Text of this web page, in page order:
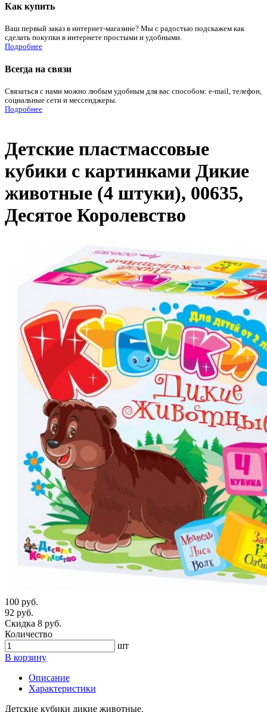
Как купить
Ваш первый заказ в интернет-магазине? Мы с радостью подскажем как
сделать покупки в интернете простыми и удобными.
Подробнее
Всегда на связи
Связаться с нами можно любым удобным для вас способом: e-mail, телефон,
социальные сети и мессенджеры.
Подробнее
Детские пластмассовые
кубики с картинками Дикие
животные (4 штуки), 00635,
Десятое Королевство
100 руб.
92 руб.
Скидка 8 руб.
Количество
шт
В корзину
Описание
Характеристики
Детские кубики дикие животные.